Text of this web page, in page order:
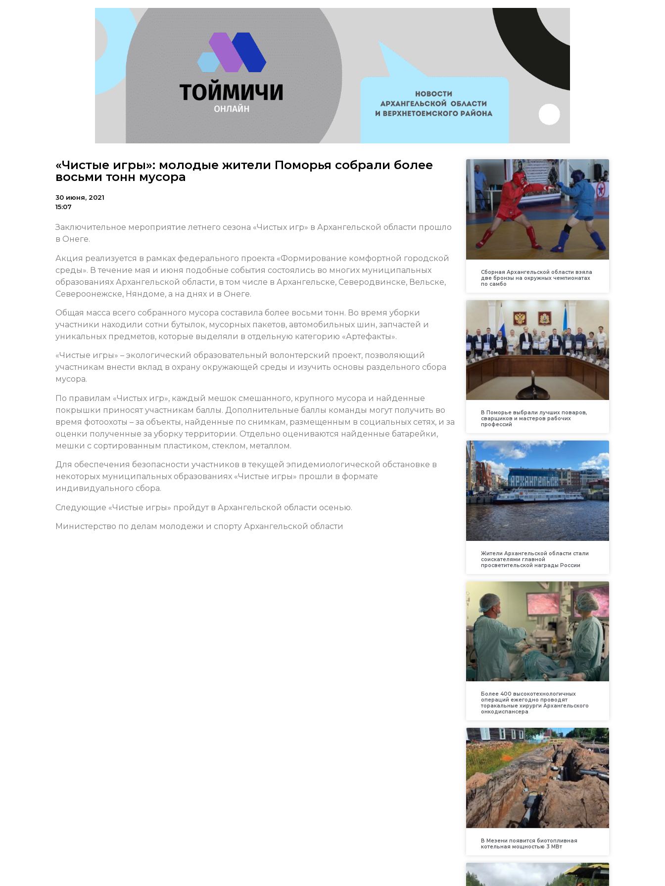
«Чистые игры»: молодые жители Поморья собрали более
восьми тонн мусора
30 июня, 2021
15:07
Заключительное мероприятие летнего сезона «Чистых игр» в Архангельской области прошло
в Онеге.
Акция реализуется в рамках федерального проекта «Формирование комфортной городской
среды». В течение мая и июня подобные события состоялись во многих муниципальных
образованиях Архангельской области, в том числе в Архангельске, Северодвинске, Вельске,
Североонежске, Няндоме, а на днях и в Онеге.
Общая масса всего собранного мусора составила более восьми тонн. Во время уборки
участники находили сотни бутылок, мусорных пакетов, автомобильных шин, запчастей и
уникальных предметов, которые выделяли в отдельную категорию «Артефакты».
«Чистые игры» – экологический образовательный волонтерский проект, позволяющий
участникам внести вклад в охрану окружающей среды и изучить основы раздельного сбора
мусора.
По правилам «Чистых игр», каждый мешок смешанного, крупного мусора и найденные
покрышки приносят участникам баллы. Дополнительные баллы команды могут получить во
время фотоохоты – за объекты, найденные по снимкам, размещенным в социальных сетях, и за
оценки полученные за уборку территории. Отдельно оцениваются найденные батарейки,
мешки с сортированным пластиком, стеклом, металлом.
Для обеспечения безопасности участников в текущей эпидемиологической обстановке в
некоторых муниципальных образованиях «Чистые игры» прошли в формате
индивидуального сбора.
Следующие «Чистые игры» пройдут в Архангельской области осенью.
Министерство по делам молодежи и спорту Архангельской области
Сборная Архангельской области взяла
две бронзы на окружных чемпионатах
по самбо
В Поморье выбрали лучших поваров,
сварщиков и мастеров рабочих
профессий
Жители Архангельской области стали
соискателями главной
просветительской награды России
Более 400 высокотехнологичных
операций ежегодно проводят
торакальные хирурги Архангельского
онкодиспансера
В Мезени появится биотопливная
котельная мощностью 3 МВт